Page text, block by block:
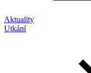
Aktuality
Utkání